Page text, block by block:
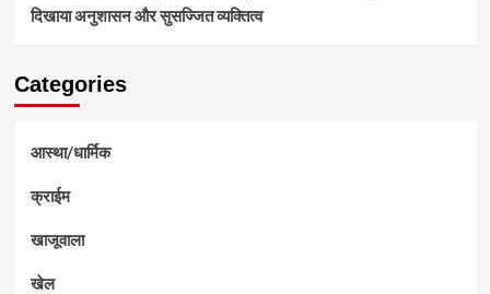
दिखाया अनुशासन और सुसज्जित व्यक्तित्व
Categories
आस्था/धार्मिक
क्राईम
खाजूवाला
खेल